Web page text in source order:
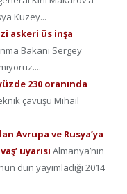
Kuzey...
askeri üs inşa
Bakanı Sergey
230 oranında
çavuşu Mihail
Avrupa ve Rusya’ya
uyarısı Almanya’nın
dün yayımladığı 2014